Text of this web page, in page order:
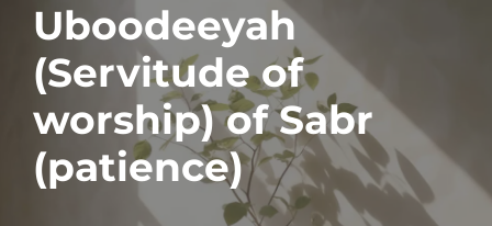
Uboodeeyah
(Servitude of
worship) of Sabr
(patience)